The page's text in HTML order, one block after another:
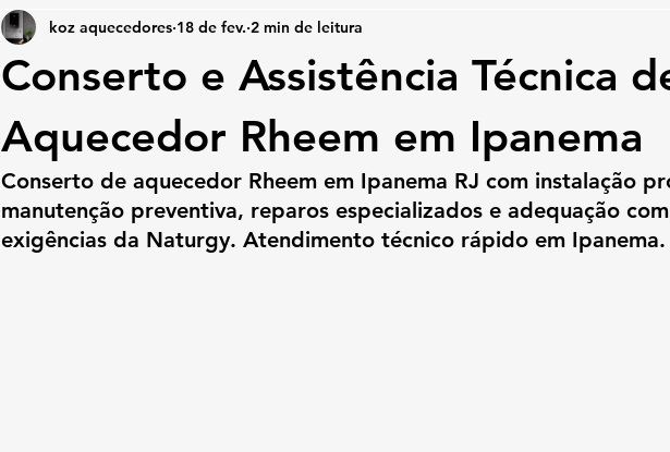
Conserto e Assistência Técnica
Aquecedor Rheem em Ipanema
koz aquecedores 18 de fev. 2 min de leitura
Conserto de aquecedor Rheem em Ipanema RJ com instalação
manutenção preventiva, reparos especializados e adequação
exigências da Naturgy. Atendimento técnico rápido em Ipanema.